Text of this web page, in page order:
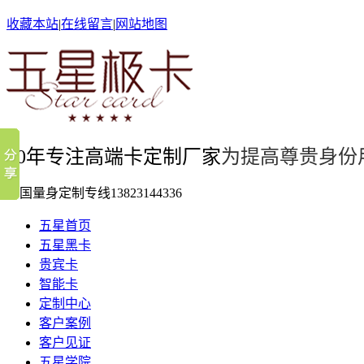
收藏本站|在线留言| 网站地图
10年专注高端卡定制厂家为提高尊贵身份
全国量身定制专线13823144336
五星首页
五星黑卡
贵宾卡
智能卡
定制中心
客户案例
客户见证